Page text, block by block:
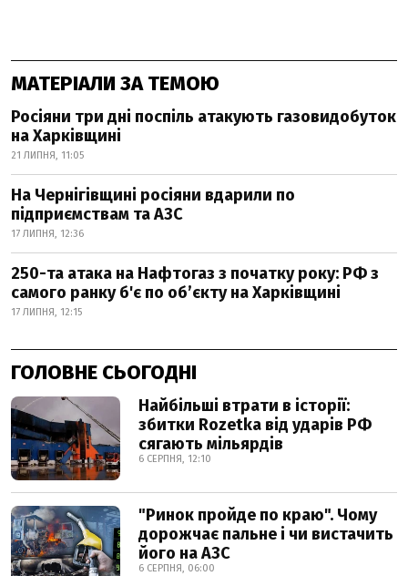
МАТЕРІАЛИ ЗА ТЕМОЮ
Росіяни три дні поспіль атакують газовидобуток
на Харківщині
21 ЛИПНЯ, 11:05
На Чернігівщині росіяни вдарили по
підприємствам та АЗС
17 ЛИПНЯ, 12:36
250-та атака на Нафтогаз з початку року: РФ з
самого ранку б'є по об’єкту на Харківщині
17 ЛИПНЯ, 12:15
ГОЛОВНЕ СЬОГОДНІ
Найбільші втрати в історії:
збитки Rozetka від ударів РФ
сягають мільярдів
6 СЕРПНЯ, 12:10
"Ринок пройде по краю". Чому
дорожчає пальне і чи вистачить
його на АЗС
6 СЕРПНЯ, 06:00